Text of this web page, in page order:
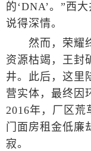
的‘DNA’。”西
说得深情。
然而，荣耀终
资源枯竭，王封
井。此后，这里
营实体，最终因
2016年，厂区荒
门面房租金低廉
寂。